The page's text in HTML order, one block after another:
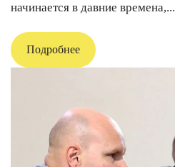
начинается в давние времена,...
Подробнее